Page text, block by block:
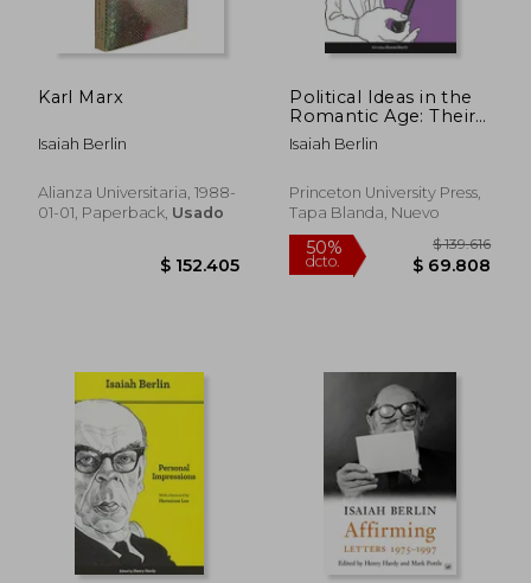
50%
$ 68.884
50%
dcto.
Karl Marx
Isaiah Berlin
Alianza Universitaria, 1988-
01-01, Paperback, Usado
Political Ideas in the
Romantic Age: Their
Rise and Influence on
Modern Thought (en
Isaiah Berlin
Princeton University Press,
Tapa Blanda, Nuevo